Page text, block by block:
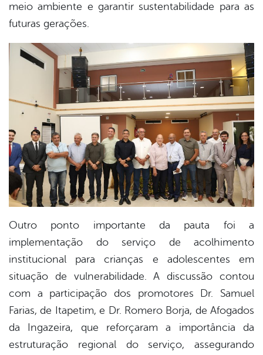
meio ambiente e garantir sustentabilidade para as
futuras gerações.
Outro ponto importante da pauta foi a
implementação do serviço de acolhimento
institucional para crianças e adolescentes em
situação de vulnerabilidade. A discussão contou
com a participação dos promotores Dr. Samuel
Farias, de Itapetim, e Dr. Romero Borja, de Afogados
da Ingazeira, que reforçaram a importância da
estruturação regional do serviço, assegurando